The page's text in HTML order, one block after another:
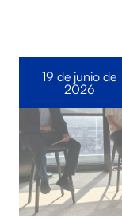
19 de junio de
2026